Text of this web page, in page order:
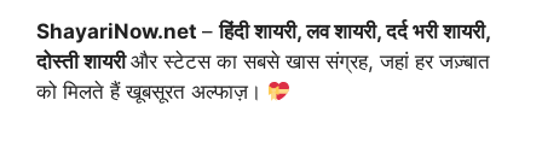
ShayariNow.net –हिंदी शायरी, लव शायरी, दर्द भरी शायरी,
दोस्ती शायरीऔर स्टेटस का सबसे खास संग्रह, जहां हर जज़्बात
को मिलते हैं खूबसूरत अल्फाज़।